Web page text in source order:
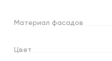
Материал фасадов
Цвет